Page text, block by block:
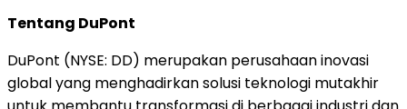
Tentang DuPont
DuPont (NYSE: DD) merupakan perusahaan inovasi
global yang menghadirkan solusi teknologi mutakhir